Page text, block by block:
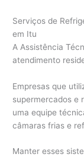
Serviços de
em Itu
A Assistência
atendimento
Empresas que
supermercados e
uma equipe
câmaras frias e
Manter esses